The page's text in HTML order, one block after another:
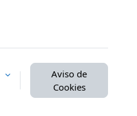
Aviso de
Cookies